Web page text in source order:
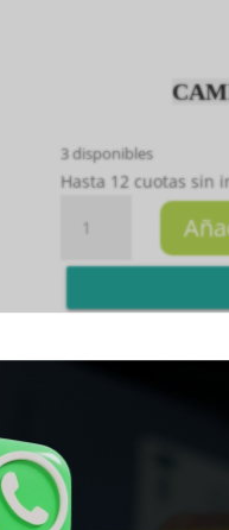
3 disponibles
Hasta 12 cuotas sin
DAMA
BRISA
L
Whatsapp
SKU: